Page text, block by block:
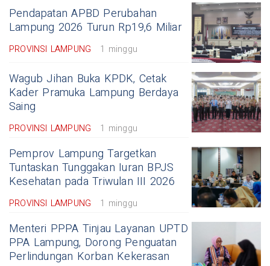
Pendapatan APBD Perubahan
Lampung 2026 Turun Rp19,6 Miliar
PROVINSI LAMPUNG 1 minggu
Wagub Jihan Buka KPDK, Cetak
Kader Pramuka Lampung Berdaya
Saing
PROVINSI LAMPUNG 1 minggu
Pemprov Lampung Targetkan
Tuntaskan Tunggakan Iuran BPJS
Kesehatan pada Triwulan III 2026
PROVINSI LAMPUNG 1 minggu
Menteri PPPA Tinjau Layanan UPTD
PPA Lampung, Dorong Penguatan
Perlindungan Korban Kekerasan